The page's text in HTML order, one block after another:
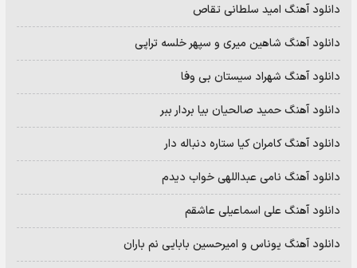
دانلود آهنگ امید سلطانی تقاص
دانلود آهنگ شاهین میری و سپهر خلسه تراپی
دانلود آهنگ شهراد سیستان بی وفا
دانلود آهنگ حمید صالحیان بیا بردار ببر
دانلود آهنگ کامران کیا ستاره دنباله دار
دانلود آهنگ نامی عبداللهی خواب دیدم
دانلود آهنگ علی اسماعیلی عاشقم
دانلود آهنگ یوناس و امیرحسین بابایی نم باران